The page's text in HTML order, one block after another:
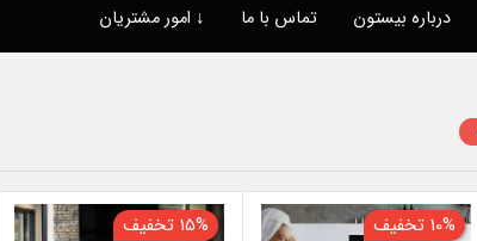
درباره بیستون تماس با ما ↓ امور مشتریان
10% تخفیف 15% تخفیف